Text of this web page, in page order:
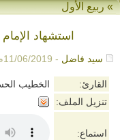
»ربيع الأول
استشهاد
سيد فاضل - 11/06/2019م - 5:35 ص
القارئ:
الخطيب
تنزيل الملف:
استماع: